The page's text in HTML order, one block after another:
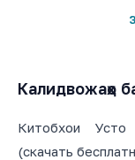
Калидвожаҳо
Китобхои Усто
(скачать